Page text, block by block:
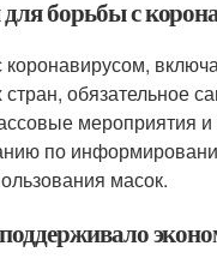
борьбы с
обязательное
мероприятия
по
масок.